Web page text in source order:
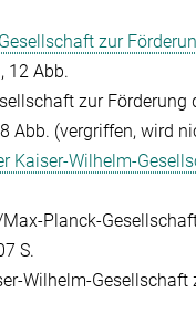
zur
12 Abb.
zur
Abb. (vergriffen, wird
Kaiser-Wilhelm-
Planck-
S.
Wilhelm-Gesellschaft